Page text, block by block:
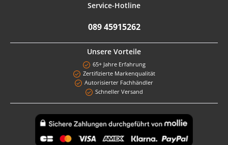
Service-Hotline
089 45915262
Unsere Vorteile
65+ Jahre Erfahrung
Zertifizierte Markenqualität
Autorisierter Fachhändler
Schneller Versand